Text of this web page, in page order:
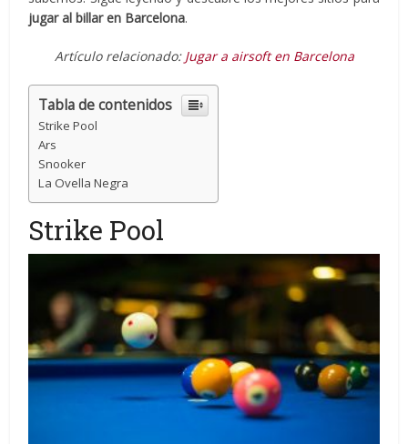
jugar al billar en Barcelona.
Artículo relacionado: Jugar a airsoft en Barcelona
Tabla de contenidos
Strike Pool
Ars
Snooker
La Ovella Negra
Strike Pool